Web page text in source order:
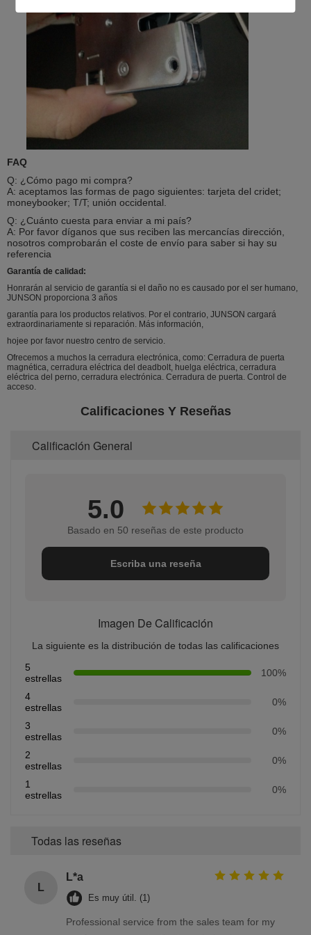
FAQ
Q: ¿Cómo pago mi compra?
A: aceptamos las formas de pago siguientes: tarjeta del cridet;
moneybooker; T/T; unión occidental.
Q: ¿Cuánto cuesta para enviar a mi país?
A: Por favor díganos que sus reciben las mercancías dirección,
nosotros comprobarán el coste de envío para saber si hay su
referencia
Garantía de calidad:
Honrarán al servicio de garantía si el daño no es causado por el ser humano,
JUNSON proporciona 3 años
garantía para los productos relativos. Por el contrario, JUNSON cargará
extraordinariamente si reparación. Más información,
hojee por favor nuestro centro de servicio.
Ofrecemos a muchos la cerradura electrónica, como: Cerradura de puerta
magnética, cerradura eléctrica del deadbolt, huelga eléctrica, cerradura
eléctrica del perno, cerradura electrónica. Cerradura de puerta. Control de
acceso.
Calificaciones Y Reseñas
Calificación General
5.0
Basado en 50 reseñas de este producto
Escriba una reseña
Imagen De Calificación
La siguiente es la distribución de todas las calificaciones
5
estrellas
100%
4
estrellas
0%
3
estrellas
0%
2
estrellas
0%
1
estrellas
0%
Todas las reseñas
L
L*a
Es muy útil. (1)
Professional service from the sales team for my